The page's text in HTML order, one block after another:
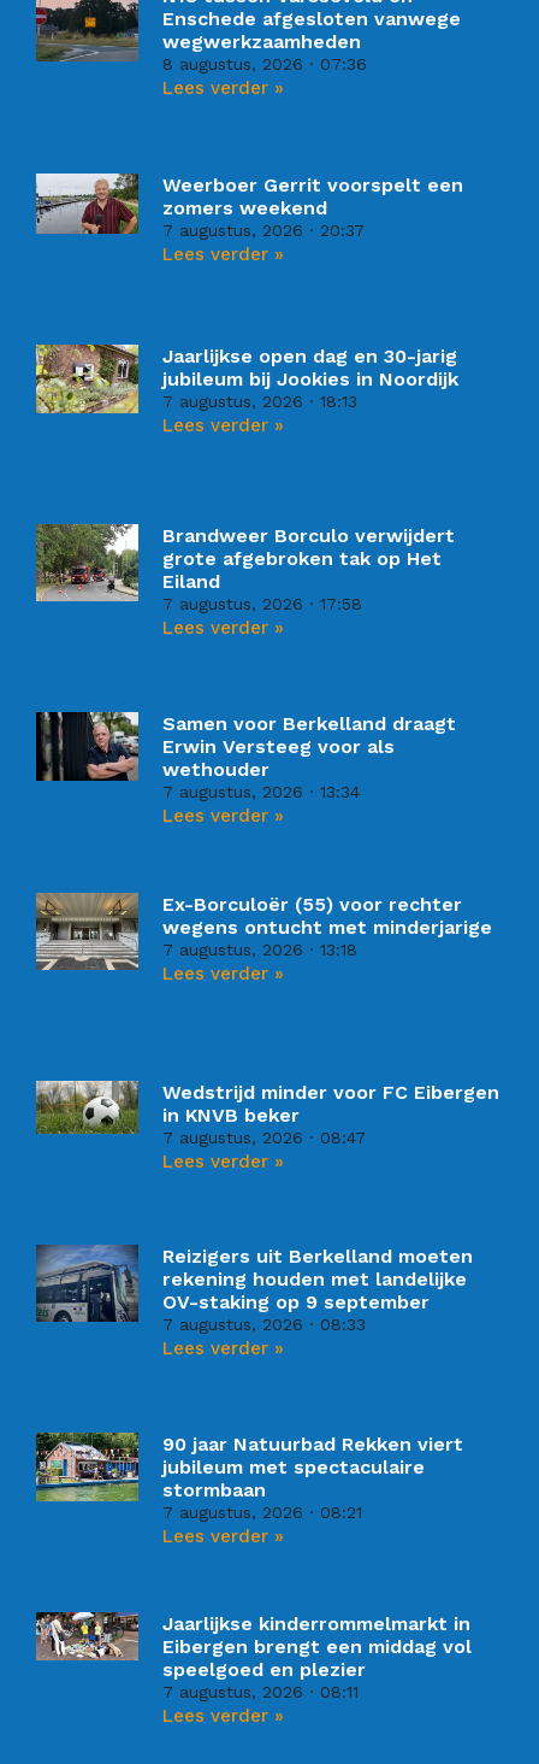
Enschede afgesloten vanwege
wegwerkzaamheden
8 augustus, 2026 07:36
Lees verder »
Weerboer Gerrit voorspelt een
zomers weekend
7 augustus, 2026 20:37
Lees verder »
Jaarlijkse open dag en 30-jarig
jubileum bij Jookies in Noordijk
7 augustus, 2026 18:13
Lees verder »
Brandweer Borculo verwijdert
grote afgebroken tak op Het
Eiland
7 augustus, 2026 17:58
Lees verder »
Samen voor Berkelland draagt
Erwin Versteeg voor als
wethouder
7 augustus, 2026 13:34
Lees verder »
Ex-Borculoër (55) voor rechter
wegens ontucht met minderjarige
7 augustus, 2026 13:18
Lees verder »
Wedstrijd minder voor FC Eibergen
in KNVB beker
7 augustus, 2026 08:47
Lees verder »
Reizigers uit Berkelland moeten
rekening houden met landelijke
OV-staking op 9 september
7 augustus, 2026 08:33
Lees verder »
90 jaar Natuurbad Rekken viert
jubileum met spectaculaire
stormbaan
7 augustus, 2026 08:21
Lees verder »
Jaarlijkse kinderrommelmarkt in
Eibergen brengt een middag vol
speelgoed en plezier
7 augustus, 2026 08:11
Lees verder »